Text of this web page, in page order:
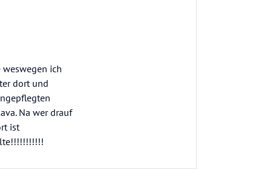
weswegen ich
dort und
Na wer drauf
ist